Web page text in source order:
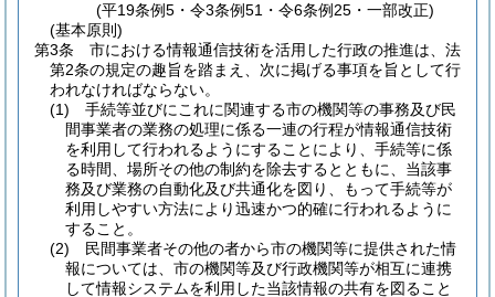
(平19条例5・令3条例51・令6条例25・一部改正)
(基本原則)
第3条
市における情報通信技術を活用した行政の推進は、法
第2条の規定の趣旨を踏まえ、次に掲げる事項を旨として行
われなければならない。
(1)
手続等並びにこれに関連する市の機関等の事務及び民
間事業者の業務の処理に係る一連の行程が情報通信技術
を利用して行われるようにすることにより、手続等に係
る時間、場所その他の制約を除去するとともに、当該事
務及び業務の自動化及び共通化を図り、もって手続等が
利用しやすい方法により迅速かつ的確に行われるように
すること。
(2)
民間事業者その他の者から市の機関等に提供された情
報については、市の機関等及び行政機関等が相互に連携
して情報システムを利用した当該情報の共有を図ること